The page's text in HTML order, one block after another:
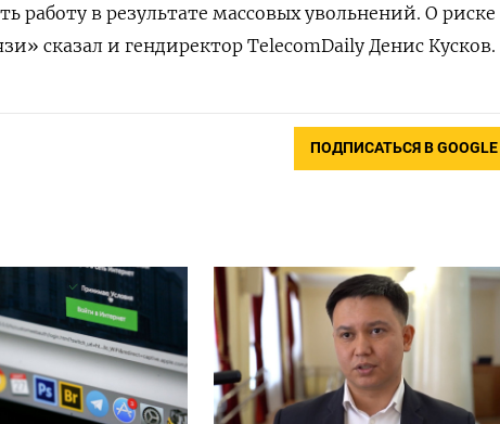
работу в результате массовых увольнений. О риске
сказал и гендиректор TelecomDaily Денис Кусков.
ПОДПИСАТЬСЯ В GOOGLE